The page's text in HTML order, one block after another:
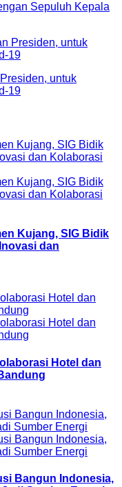
Sepuluh Kepala
untuk
19
Kujang, SIG Bidik
dan
Hotel dan
Bangun Indonesia,